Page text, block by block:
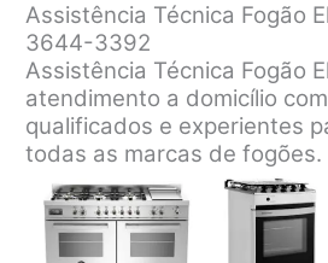
Assistência Técnica Fogão
3644-3392
Assistência Técnica Fogão
atendimento a domicílio
qualificados e experientes
todas as marcas de fogões.